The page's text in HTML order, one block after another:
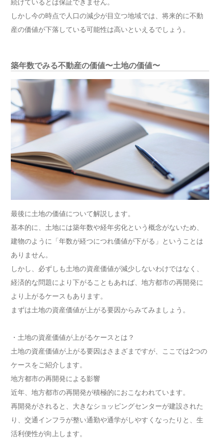
続けているとは保証できません。
しかし今の時点で人口の減少が目立つ地域では、将来的に不動
産の価値が下落している可能性は高いといえるでしょう。
築年数でみる不動産の価値〜土地の価値〜
最後に土地の価値について解説します。
基本的に、土地には築年数や経年劣化という概念がないため、
建物のように「年数が経つにつれ価値が下がる」ということは
ありません。
しかし、必ずしも土地の資産価値が減少しないわけではなく、
経済的な問題により下がることもあれば、地方都市の再開発に
より上がるケースもあります。
まずは土地の資産価値が上がる要因からみてみましょう。
・土地の資産価値が上がるケースとは？
土地の資産価値が上がる要因はさまざまですが、ここでは2つの
ケースをご紹介します。
地方都市の再開発による影響
近年、地方都市の再開発が積極的におこなわれています。
再開発がされると、大きなショッピングセンターが建設された
り、交通インフラが整い通勤や通学がしやすくなったりと、生
活利便性が向上します。